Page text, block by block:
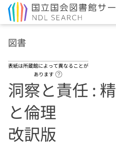
図書
表紙は所蔵館によって異なることが
あります
洞察と責任 :
と倫理
改訳版